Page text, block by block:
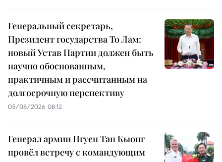
Генеральный секретарь,
Президент государства То Лам:
новый Устав Партии должен быть
научно обоснованным,
практичным и рассчитанным на
долгосрочную перспективу
05/08/2026 08:12
Генерал армии Нгуен Тан Кыонг
провёл встречу с командующим